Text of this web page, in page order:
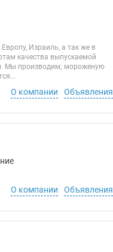
Израиль, а так же в
качества выпускаемой
Мы производим; мороженую
О компании Объявления
О компании Объявления